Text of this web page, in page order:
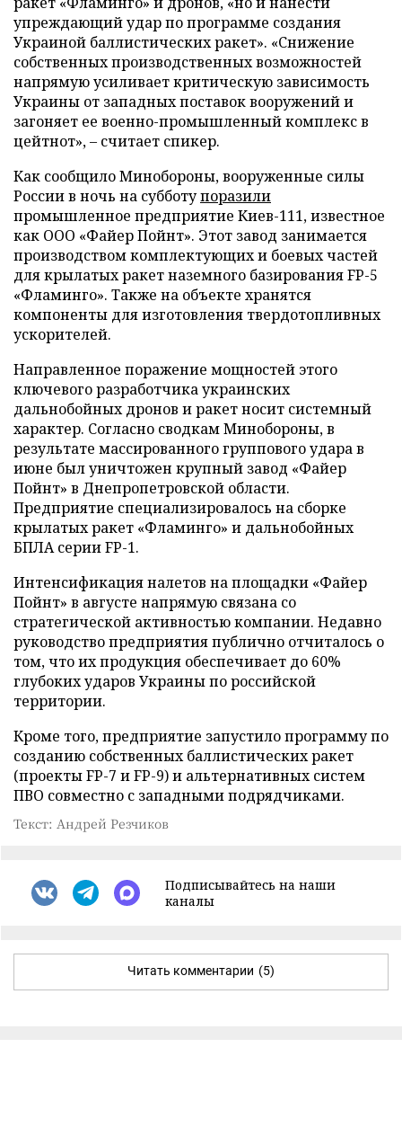
упреждающий удар по программе создания
Украиной баллистических ракет». «Снижение
собственных производственных возможностей
напрямую усиливает критическую зависимость
Украины от западных поставок вооружений и
загоняет ее военно-промышленный комплекс в
цейтнот», – считает спикер.
Как сообщило Минобороны, вооруженные силы
России в ночь на субботупоразили
промышленное предприятие Киев-111, известное
как ООО «Файер Пойнт». Этот завод занимается
производством комплектующих и боевых частей
для крылатых ракет наземного базирования FP-5
«Фламинго». Также на объекте хранятся
компоненты для изготовления твердотопливных
ускорителей.
Направленное поражение мощностей этого
ключевого разработчика украинских
дальнобойных дронов и ракет носит системный
характер. Согласно сводкам Минобороны, в
результате массированного группового удара в
июне был уничтожен крупный завод «Файер
Пойнт» в Днепропетровской области.
Предприятие специализировалось на сборке
крылатых ракет «Фламинго» и дальнобойных
БПЛА серии FP-1.
Интенсификация налетов на площадки «Файер
Пойнт» в августе напрямую связана со
стратегической активностью компании. Недавно
руководство предприятия публично отчиталось о
том, что их продукция обеспечивает до 60%
глубоких ударов Украины по российской
территории.
Кроме того, предприятие запустило программу по
созданию собственных баллистических ракет
(проекты FP-7 и FP-9) и альтернативных систем
ПВО совместно с западными подрядчиками.
Текст: Андрей Резчиков
Подписывайтесь на наши
каналы
Читать комментарии (5)